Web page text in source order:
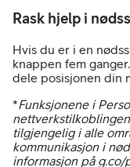
Rask hjelp i
Hvis du er i en
knappen fem
dele posisjonen din
*Funksjonene i
tilgjengelig i alle
kommunikasjon i
informasjon på